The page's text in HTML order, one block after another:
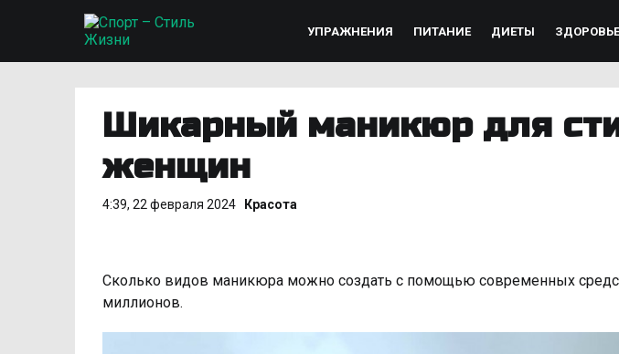
УПРАЖНЕНИЯ ПИТАНИЕ ДИЕТЫ ЗДОРОВЬЕ
Шикарный маникюр для
женщин
4:39, 22 февраля 2024 Красота
Сколько видов маникюра можно создать с помощью современных
миллионов.